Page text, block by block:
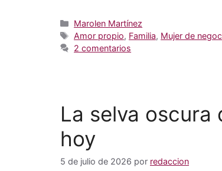
Categorías
Marolen Martínez
Etiquetas
Amor propio, Familia, Mujer de
2 comentarios
La selva oscura
hoy
5 de julio de 2026 por redaccion